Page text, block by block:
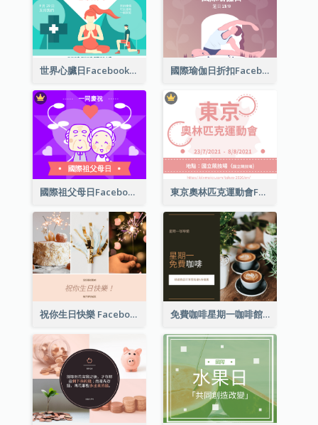
世界心臟日Facebook帖子 國際瑜伽日折扣Facebook帖子
國際祖父母日Facebook帖子 東京奧林匹克運動會Facebook帖子
祝你生日快樂 Facebook 帖子 免費咖啡星期一咖啡館 Facebook 帖子